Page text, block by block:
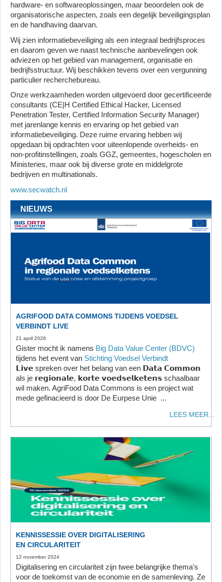
hardware- en softwareoplossingen, maar beoordelen ook de
organisatorische aspecten, zoals een degelijk beveiligingsplan
en de handhaving daarvan.
Wij zien informatiebeveiliging als een integraal bedrijfsproces
en daarom geven we naast technische aanbevelingen ook
adviezen op het gebied van management, organisatie en
bedrijfsstructuur. Wij beschikken tevens over een vergunning
particulier recherchebureau.
Onze werkzaamheden worden uitgevoerd door gecertificeerde
consultants (CE|H Certified Ethical Hacker, Licensed
Penetration Tester, Certified Information Security Manager)
met jarenlange kennis en ervaring op het gebied van
informatiebeveiliging. Deze ruime ervaring hebben wij
opgedaan bij opdrachten voor uiteenlopende overheids- en
non-profitinstellingen, zoals GGZ, gemeentes, hogescholen en
Ministeries, maar ook bij diverse grote en middelgrote
bedrijven en multinationals.
www.secwatch.nl
NIEUWS
AGRIFOOD DATA COMMONS TIJDENS VOEDSEL
VERBINDT LIVE
21 april 2026
Gister mocht ik namens Big Data Value Center (BDVC)
tijdens het event van Stichting Voedsel Verbindt
𝗟𝗶𝘃𝗲 spreken over het belang van een 𝗗𝗮𝘁𝗮 𝗖𝗼𝗺𝗺𝗼𝗻
als je 𝗿𝗲𝗴𝗶𝗼𝗻𝗮𝗹𝗲, 𝗸𝗼𝗿𝘁𝗲 𝘃𝗼𝗲𝗱𝘀𝗲𝗹𝗸𝗲𝘁𝗲𝗻𝘀 schaalbaar
wil maken. AgriFood Data Commons is een project wat
mede gefinacieerd is door De Eurpese Unie ...
LEES MEER...
KENNISSESSIE OVER DIGITALISERING
EN CIRCULARITEIT
12 november 2024
Digitalisering en circulariteit zijn twee belangrijke thema's
voor de toekomst van de economie en de samenleving. Ze